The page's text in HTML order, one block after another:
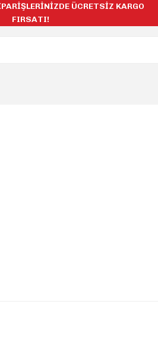
ÜCRETSİZ KARGO
FIRSATI!